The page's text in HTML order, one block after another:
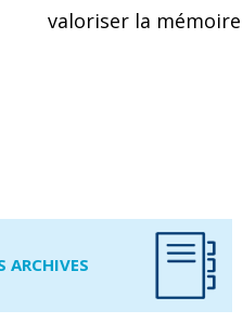
valoriser la
ARCHIVES